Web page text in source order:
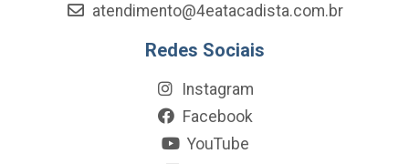
atendimento@4eatacadista.com.br
Redes Sociais
Instagram
Facebook
YouTube